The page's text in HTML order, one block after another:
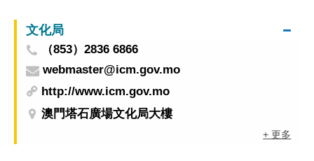
文化局
（853）2836 6866
webmaster@icm.gov.mo
http://www.icm.gov.mo
澳門塔石廣場文化局大樓
+ 更多